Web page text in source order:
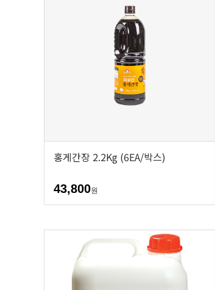
홍게간장 2.2Kg (6EA/박스)
43,800원